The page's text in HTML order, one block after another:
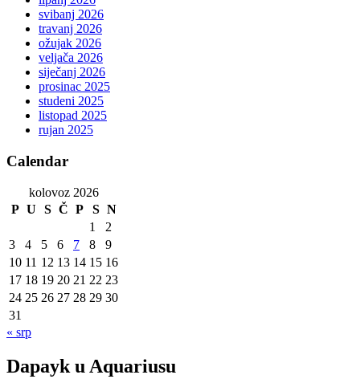
svibanj 2026
travanj 2026
ožujak 2026
veljača 2026
siječanj 2026
prosinac 2025
studeni 2025
listopad 2025
rujan 2025
Calendar
kolovoz 2026
P U S Č P S N
1
2
3
4 5 6 7 8
9
10 11 12 13 14 15 16
17 18 19 20 21 22 23
24 25 26 27 28 29 30
31
« srp
Dapayk u Aquariusu